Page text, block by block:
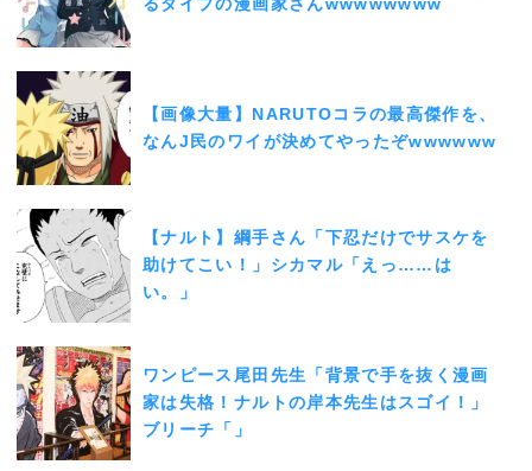
【画像大量】NARUTOコラの最高傑作を、
なんJ民のワイが決めてやったぞwwwwww
【ナルト】綱手さん「下忍だけでサスケを
助けてこい！」シカマル「えっ……は
い。」
ワンピース尾田先生「背景で手を抜く漫画
家は失格！ナルトの岸本先生はスゴイ！」
ブリーチ「」